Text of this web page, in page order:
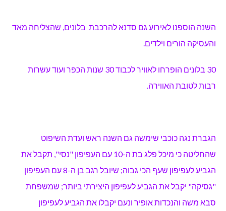
השנה הוספנו לאירוע גם סדנא להרכבת בלונים, שהצליחה מאד
והעסיקה הורים וילדים.
30 בלונים הופרחו לאוויר לכבוד 30 שנות הכפר ועוד עשרות
רבות לטובת האווירה.
הגברת נגה כוכבי שימשה גם השנה ראש ועדת השיפוט
שהחליטה כי מיכל פלג בת ה-10 עם העפיפון "נסי", תקבל את
הגביע לעפיפון שעף הכי גבוה; שיובל רגב בן ה-8 עם העפיפון
"גסיקה" יקבל את הגביע לעפיפון היצירתי ביותר; שמשפחת
סבא משה והנכדות אופיר ונעם יקבלו את הגביע לעפיפון